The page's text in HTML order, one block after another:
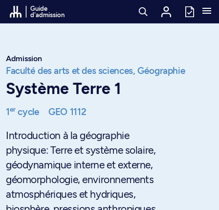
Passer au contenu
Guide
d'admission
Admission
Faculté des arts et des sciences, Géographie
Système Terre 1
1ercycle GEO 1112
Introduction à la géographie
physique: Terre et système solaire,
géodynamique interne et externe,
géomorphologie, environnements
atmosphériques et hydriques,